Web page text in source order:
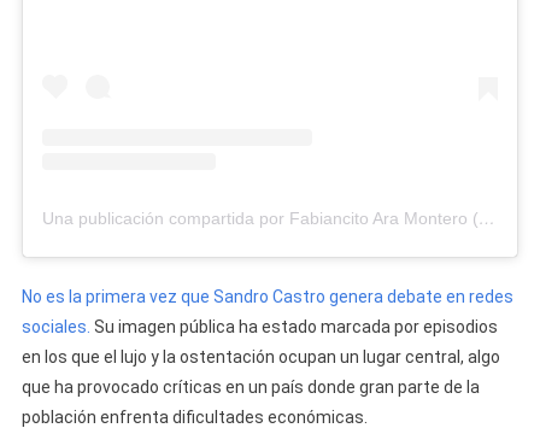
Una publicación compartida por Fabiancito Ara Montero (@rolitasmontero_)
No es la primera vez que Sandro Castro genera debate en redes
sociales. Su imagen pública ha estado marcada por episodios
en los que el lujo y la ostentación ocupan un lugar central, algo
que ha provocado críticas en un país donde gran parte de la
población enfrenta dificultades económicas.